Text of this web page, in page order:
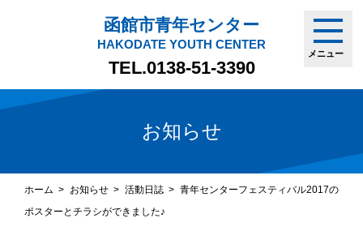
函館市青年センター
HAKODATE YOUTH CENTER
TEL.0138-51-3390
メニュー
お知らせ
ホーム お知らせ 活動日誌
青年センターフェスティバル2017の
ポスターとチラシができました♪